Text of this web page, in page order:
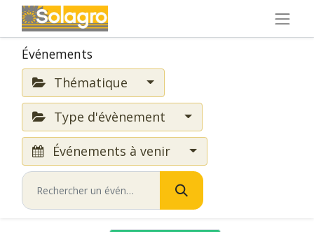
Événements
Thématique
Type d'évènement
Événements à venir